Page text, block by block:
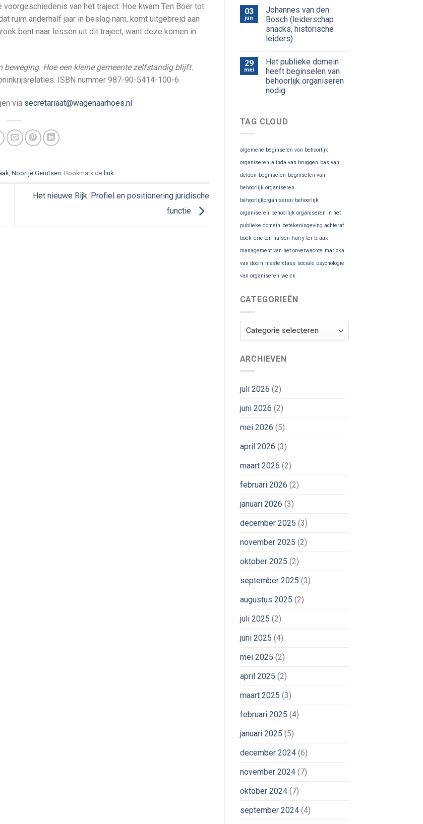
van het traject: Hoe kwam Ten Boer tot
ruim anderhalf jaar in beslag nam, komt uitgebreid aan
bent naar lessen uit dit traject, want deze komen in
beweging. Hoe een kleine gemeente zelfstandig blijft.
ISBN nummer 987-90-5414-100-6
via secretariaat@wagenaarhoes.nl
, Noortje Gerritsen. Bookmark de link.
Het nieuwe Rijk. Profiel en positionering juridische
functie
03
jun
Johannes van den
Bosch (leiderschap
snacks, historische
leiders)
29
mei
Het publieke domein
heeft beginselen van
behoorlijk organiseren
nodig
TAG CLOUD
algemene beginselen van behoorlijk
organiseren alinda van bruggen bas van
delden beginselen beginselen van
behoorlijk organiseren
behoorlijkorganiseren behoorlijk
organiseren behoorlijk organiseren in het
publieke domein betekenisgeving achteraf
boek eric ten hulsen harry ter braak
management van het onverwachte marjoka
van doorn masterclass sociale psychologie
van organiseren weick
CATEGORIEËN
Categorieën
ARCHIEVEN
juli 2026 (2)
juni 2026 (2)
mei 2026 (5)
april 2026 (3)
maart 2026 (2)
februari 2026 (2)
januari 2026 (3)
december 2025 (3)
november 2025 (2)
oktober 2025 (2)
september 2025 (3)
augustus 2025 (2)
juli 2025 (2)
juni 2025 (4)
mei 2025 (2)
april 2025 (2)
maart 2025 (3)
februari 2025 (4)
januari 2025 (5)
december 2024(6)
november 2024(7)
oktober 2024(7)
september 2024(4)